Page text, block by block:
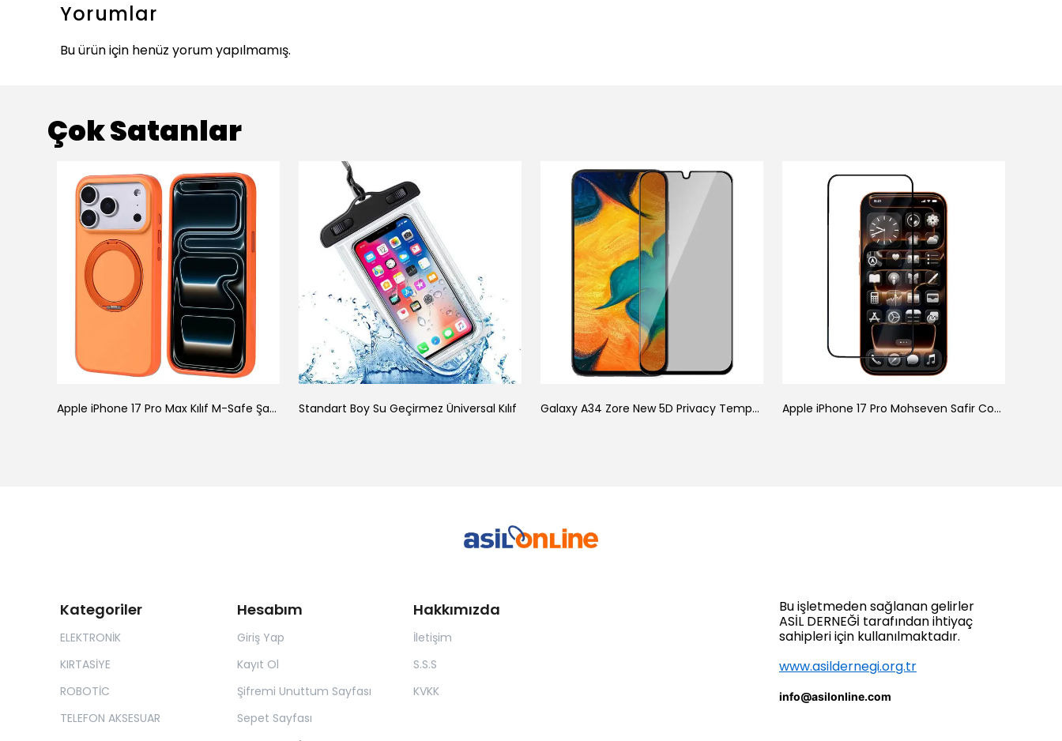
Yorumlar
Bu ürün için henüz yorum yapılmamış.
Çok Satanlar
Apple iPhone 17 Pro Max Kılıf M-Safe Şarj Özellikli Standlı Zore Proton Silikon Kapak Standart Boy Su Geçirmez Üniversal Kılıf Galaxy A34 Zore New 5D Privacy Temperli Ekran Koruyucu Apple iPhone 17 Pro Mohseven Safir Coating HD 3D Glue Temperli Cam Ekran Koruyucu
Kategoriler
ELEKTRONİK
KIRTASİYE
ROBOTİC
TELEFON AKSESUAR
Hesabım
Giriş Yap
Kayıt Ol
Şifremi Unuttum Sayfası
Sepet Sayfası
Hakkımızda
İletişim
S.S.S
KVKK
Bu işletmeden sağlanan gelirler
ASİL DERNEĞİ tarafından ihtiyaç
sahipleri için kullanılmaktadır.
www.asildernegi.org.tr
info@asilonline.com